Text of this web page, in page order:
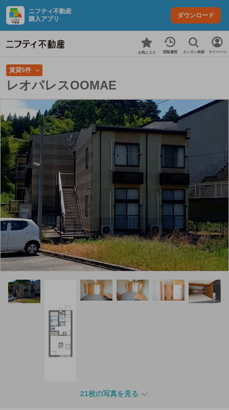
ニフティ不動産
購入アプリ
ダウンロード
お気に入り 閲覧履歴 カンタン検索 マイページ
賃貸5件
レオパレスOOMAE
21枚の写真を見る